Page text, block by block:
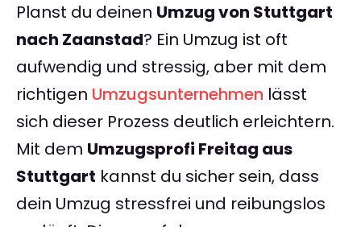
Planst du deinen Umzug von Stuttgart
nach Zaanstad? Ein Umzug ist oft
aufwendig und stressig, aber mit dem
richtigen Umzugsunternehmen lässt
sich dieser Prozess deutlich erleichtern.
Mit dem Umzugsprofi Freitag aus
Stuttgart kannst du sicher sein, dass
dein Umzug stressfrei und reibungslos